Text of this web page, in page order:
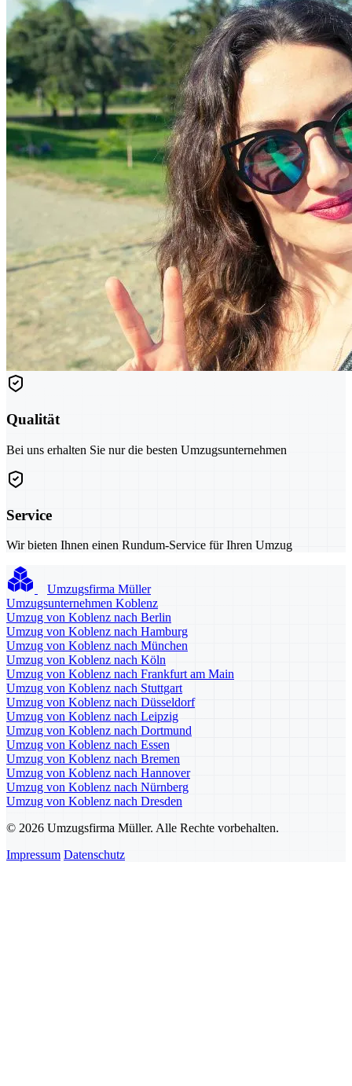
Qualität
Bei uns erhalten Sie nur die besten Umzugsunternehmen
Service
Wir bieten Ihnen einen Rundum-Service für Ihren Umzug
Umzugsfirma Müller
Umzugsunternehmen Koblenz
Umzug von Koblenz nach Berlin
Umzug von Koblenz nach Hamburg
Umzug von Koblenz nach München
Umzug von Koblenz nach Köln
Umzug von Koblenz nach Frankfurt am Main
Umzug von Koblenz nach Stuttgart
Umzug von Koblenz nach Düsseldorf
Umzug von Koblenz nach Leipzig
Umzug von Koblenz nach Dortmund
Umzug von Koblenz nach Essen
Umzug von Koblenz nach Bremen
Umzug von Koblenz nach Hannover
Umzug von Koblenz nach Nürnberg
Umzug von Koblenz nach Dresden
© 2026 Umzugsfirma Müller. Alle Rechte vorbehalten.
Impressum Datenschutz